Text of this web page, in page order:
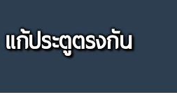
ก้ประตูตรงกัน